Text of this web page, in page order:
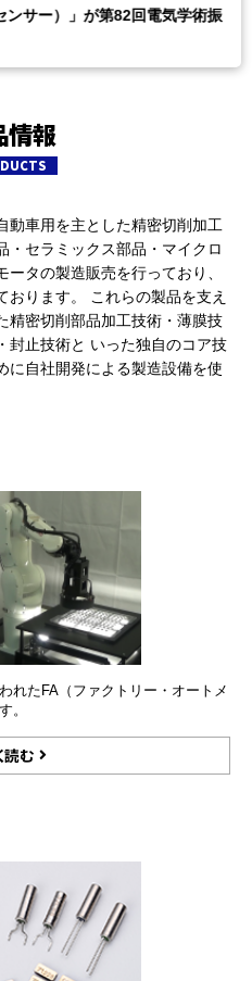
サー）」が第82回電気学術振
情報
動車用を主とした精密切削加工
・セラミックス部品・マイクロ
タの製造販売を行っており、
おります。 これらの製品を支え
精密切削部品加工技術・薄膜技
封止技術と いった独自のコア技
に自社開発による製造設備を使
れたFA（ファクトリー・オートメ
。
読む